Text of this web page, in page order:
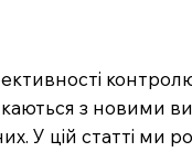
з
У цій статті ми